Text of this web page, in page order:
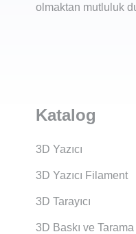
olmaktan mutluluk
Katalog
3D Yazıcı
3D Yazıcı Filament
3D Tarayıcı
3D Baskı ve